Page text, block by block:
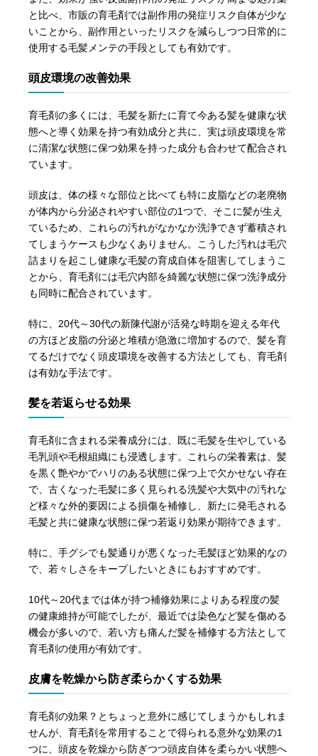
と比べ、市販の育毛剤では副作用の発症リスク自体が少な
いことから、副作用といったリスクを減らしつつ日常的に
使用する毛髪メンテの手段としても有効です。
頭皮環境の改善効果
育毛剤の多くには、毛髪を新たに育て今ある髪を健康な状
態へと導く効果を持つ有効成分と共に、実は頭皮環境を常
に清潔な状態に保つ効果を持った成分も合わせて配合され
ています。
頭皮は、体の様々な部位と比べても特に皮脂などの老廃物
が体内から分泌されやすい部位の1つで、そこに髪が生え
ているため、これらの汚れがなかなか洗浄できず蓄積され
てしまうケースも少なくありません。こうした汚れは毛穴
詰まりを起こし健康な毛髪の育成自体を阻害してしまうこ
とから、育毛剤には毛穴内部を綺麗な状態に保つ洗浄成分
も同時に配合されています。
特に、20代～30代の新陳代謝が活発な時期を迎える年代
の方ほど皮脂の分泌と堆積が急激に増加するので、髪を育
てるだけでなく頭皮環境を改善する方法としても、育毛剤
は有効な手法です。
髪を若返らせる効果
育毛剤に含まれる栄養成分には、既に毛髪を生やしている
毛乳頭や毛根組織にも浸透します。これらの栄養素は、髪
を黒く艶やかでハリのある状態に保つ上で欠かせない存在
で、古くなった毛髪に多く見られる洗髪や大気中の汚れな
ど様々な外的要因による損傷を補修し、新たに発毛される
毛髪と共に健康な状態に保つ若返り効果が期待できます。
特に、手グシでも髪通りが悪くなった毛髪ほど効果的なの
で、若々しさをキープしたいときにもおすすめです。
10代～20代までは体が持つ補修効果によりある程度の髪
の健康維持が可能でしたが、最近では染色など髪を傷める
機会が多いので、若い方も痛んだ髪を補修する方法として
育毛剤の使用が有効です。
皮膚を乾燥から防ぎ柔らかくする効果
育毛剤の効果？とちょっと意外に感じてしまうかもしれま
せんが、育毛剤を常用することで得られる意外な効果の1
つに、頭皮を乾燥から防ぎつつ頭皮自体を柔らかい状態へ